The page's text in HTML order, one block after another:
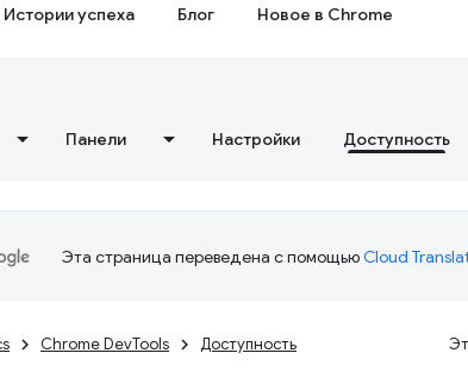
Истории успеха Блог Новое в Chrome
Панели Настройки Доступность
Эта страница переведена с помощьюCloud
Chrome DevTools Доступность